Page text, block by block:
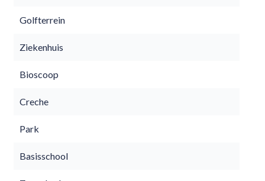
Golfterrein
Ziekenhuis
Bioscoop
Creche
Park
Basisschool